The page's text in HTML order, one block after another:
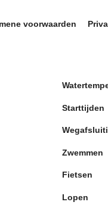
voorwaarden
Starttijden
Zwemmen
Fietsen
Lopen